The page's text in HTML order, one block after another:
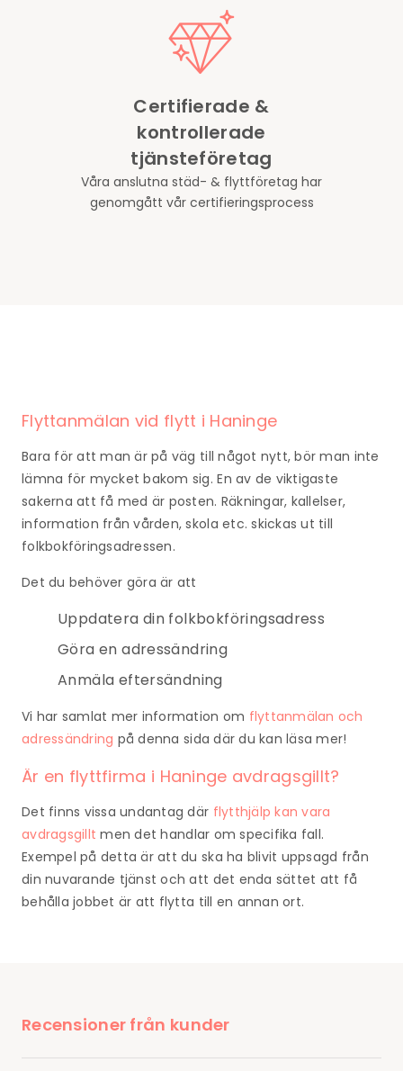
Certifierade &
kontrollerade
tjänsteföretag
Våra anslutna städ- & flyttföretag har
genomgått vår certifieringsprocess
Flyttanmälan vid flytt i Haninge
Bara för att man är på väg till något nytt, bör man inte
lämna för mycket bakom sig. En av de viktigaste
sakerna att få med är posten. Räkningar, kallelser,
information från vården, skola etc. skickas ut till
folkbokföringsadressen.
Det du behöver göra är att
Uppdatera din folkbokföringsadress
Göra en adressändring
Anmäla eftersändning
Vi har samlat mer information om flyttanmälan och
adressändring på denna sida där du kan läsa mer!
Är en flyttfirma i Haninge avdragsgillt?
Det finns vissa undantag där flytthjälp kan vara
avdragsgillt men det handlar om specifika fall.
Exempel på detta är att du ska ha blivit uppsagd från
din nuvarande tjänst och att det enda sättet att få
behålla jobbet är att flytta till en annan ort.
Recensioner från kunder